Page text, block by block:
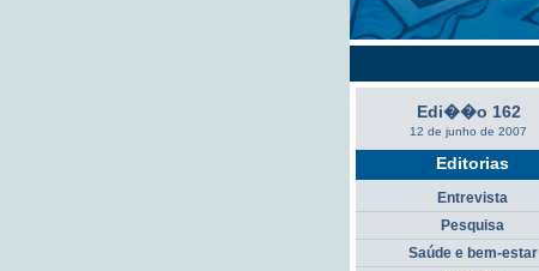
Edi��o 162
12 de junho de 2007
Editorias
Entrevista
Pesquisa
Saúde e bem-estar